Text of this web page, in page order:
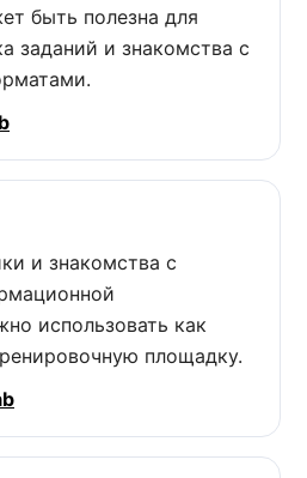
быть полезна для
заданий и знакомства с
и знакомства с
использовать как
площадку.